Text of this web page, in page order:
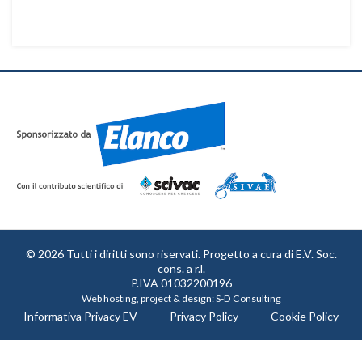
© 2026 Tutti i diritti sono riservati. Progetto a cura diE.V. Soc.
cons. a r.l.
P.IVA 01032200196
Web hosting, project & design:S-D Consulting
Informativa Privacy EV Privacy Policy Cookie Policy